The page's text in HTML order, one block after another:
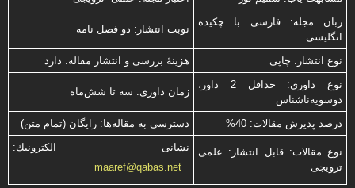
زبان مجله: فارسی با چكیده
انگلیسی
نوبت انتشار: دو فصل نامه
نوع انتشار: چاپی
هزینۀ بررسی و انتشار مقاله: دارد
نوع داوری: حداقل 2 داور،
دوسویه‌ناشناس
زمان داوری: سه تا شش‌ماه
درصد پذیرش مقالات: 40% دسترسی به مقاله‌ها: رایگان (تمام متن)
نوع مقالات: قابل انتشار: علمی
ترویجی
نشانی الكترونیك:
maaref@qabas.net